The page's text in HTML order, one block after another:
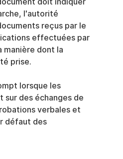
l'autorité
reçus par le
effectuées par
manière dont la
prise.
lorsque les
sur des échanges de
verbales et
défaut des